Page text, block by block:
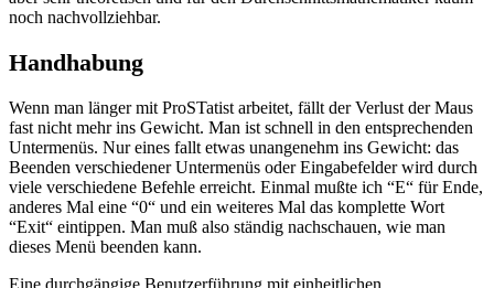
noch nachvollziehbar.
Handhabung
Wenn man länger mit ProSTatist arbeitet, fällt der Verlust der Maus
fast nicht mehr ins Gewicht. Man ist schnell in den entsprechenden
Untermenüs. Nur eines fallt etwas unangenehm ins Gewicht: das
Beenden verschiedener Untermenüs oder Eingabefelder wird durch
viele verschiedene Befehle erreicht. Einmal mußte ich “E“ für Ende,
anderes Mal eine “0“ und ein weiteres Mal das komplette Wort
“Exit“ eintippen. Man muß also ständig nachschauen, wie man
dieses Menü beenden kann.
Eine durchgängige Benutzerführung mit einheitlichen